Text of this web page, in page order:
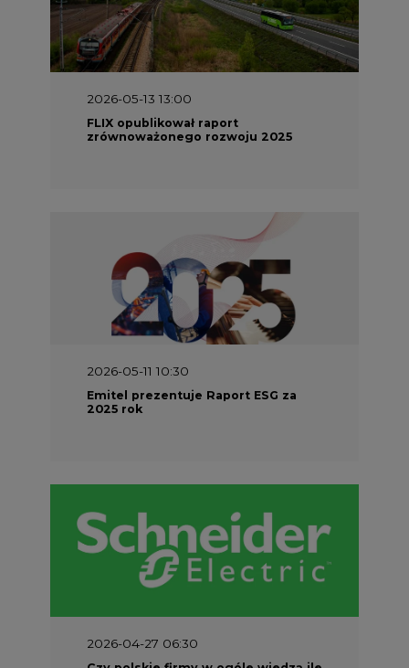
2026-05-13 13:00
FLIX opublikował raport
zrównoważonego rozwoju 2025
2026-05-11 10:30
Emitel prezentuje Raport ESG za
2025 rok
2026-04-27 06:30